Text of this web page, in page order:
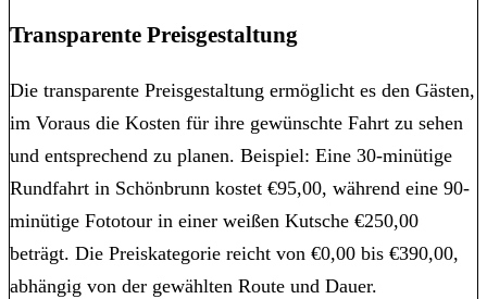
Transparente Preisgestaltung
Die transparente Preisgestaltung ermöglicht es den Gästen,
im Voraus die Kosten für ihre gewünschte Fahrt zu sehen
und entsprechend zu planen. Beispiel: Eine 30-minütige
Rundfahrt in Schönbrunn kostet €95,00, während eine 90-
minütige Fototour in einer weißen Kutsche €250,00
beträgt. Die Preiskategorie reicht von €0,00 bis €390,00,
abhängig von der gewählten Route und Dauer.